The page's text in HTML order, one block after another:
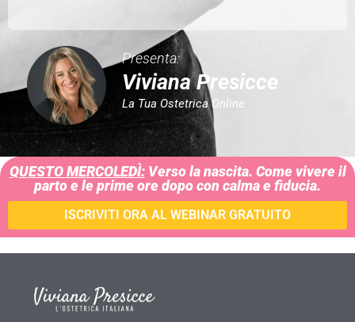
Presenta:
Viviana Presicce
La Tua Ostetrica Online
QUESTO MERCOLEDÌ:Verso la nascita. Come vivere il
parto e le prime ore dopo con calma e fiducia.
ISCRIVITI ORA AL WEBINAR GRATUITO